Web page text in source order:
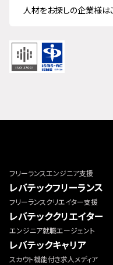
人材をお探しの企業様は
フリーランスエンジニア支援
レバテックフリーランス
フリーランスクリエイター支援
レバテッククリエイター
エンジニア就職エージェント
レバテックキャリア
スカウト機能付き求人メディア